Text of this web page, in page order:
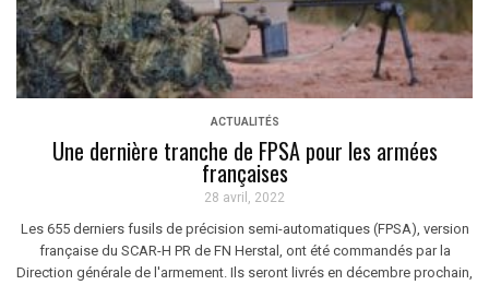
ACTUALITÉS
Une dernière tranche de FPSA pour les armées
françaises
28 avril, 2022
Les 655 derniers fusils de précision semi-automatiques (FPSA), version
française du SCAR-H PR de FN Herstal, ont été commandés par la
Direction générale de l'armement. Ils seront livrés en décembre prochain,